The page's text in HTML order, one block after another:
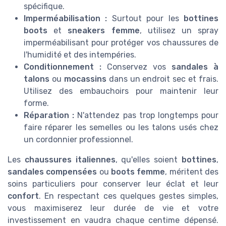
spécifique.
Imperméabilisation : Surtout pour les bottines
boots et sneakers femme, utilisez un spray
imperméabilisant pour protéger vos chaussures de
l'humidité et des intempéries.
Conditionnement : Conservez vos sandales à
talons ou mocassins dans un endroit sec et frais.
Utilisez des embauchoirs pour maintenir leur
forme.
Réparation : N'attendez pas trop longtemps pour
faire réparer les semelles ou les talons usés chez
un cordonnier professionnel.
Les chaussures italiennes, qu'elles soient bottines,
sandales compensées ou boots femme, méritent des
soins particuliers pour conserver leur éclat et leur
confort. En respectant ces quelques gestes simples,
vous maximiserez leur durée de vie et votre
investissement en vaudra chaque centime dépensé.